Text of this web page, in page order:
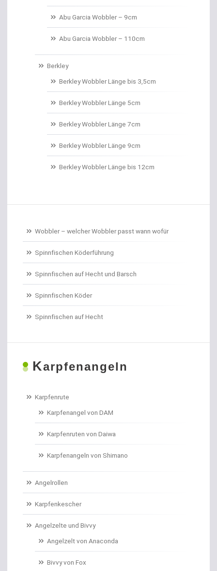
Barrows & Trolleys
Barschhaken gebunden
Bauchtaschen
Bedchairs
Birnenbleie
Bissanzeiger
Bivytable
Bleisets
Blinker
Bodentaster
Boilies
Brandungs- / Weitwurfrollen
Brandungsbleie
Brothaken gebunden
Campinggeschirr
Abu Garcia Wobbler – 9cm
Abu Garcia Wobbler – 110cm
Berkley
Berkley Wobbler Länge bis 3,5cm
Berkley Wobbler Länge 5cm
Berkley Wobbler Länge 7cm
Berkley Wobbler Länge 9cm
Berkley Wobbler Länge bis 12cm
Wobbler – welcher Wobbler passt wann wofür
Spinnfischen Köderführung
Spinnfischen auf Hecht und Barsch
Spinnfischen Köder
Spinnfischen auf Hecht
Karpfenangeln
Karpfenrute
Karpfenangel von DAM
Karpfenruten von Daiwa
Karpfenangeln von Shimano
Angelrollen
Karpfenkescher
Angelzelte und Bivvy
Angelzelt von Anaconda
Bivvy von Fox